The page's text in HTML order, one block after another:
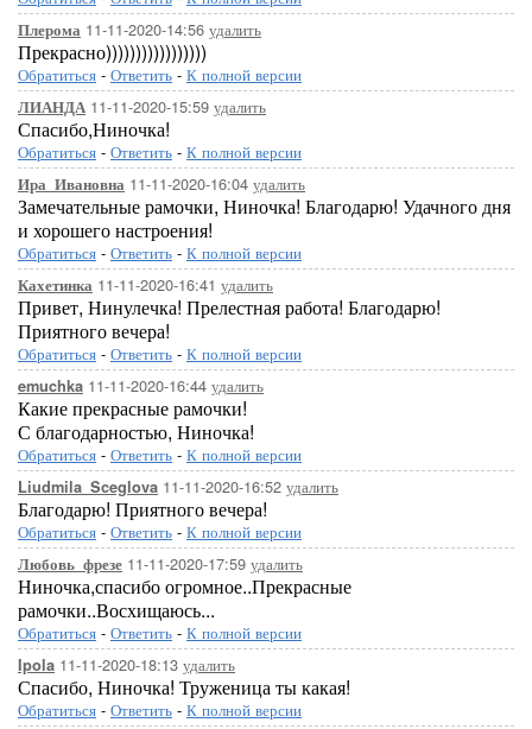
Плерома 11-11-2020-14:56 удалить
Прекрасно)))))))))))))))))
Обратиться - Ответить - К полной версии
ЛИАНДА 11-11-2020-15:59 удалить
Спасибо,Ниночка!
Обратиться - Ответить - К полной версии
Ира_Ивановна 11-11-2020-16:04 удалить
Замечательные рамочки, Ниночка! Благодарю! Удачного дня
и хорошего настроения!
Обратиться - Ответить - К полной версии
Кахетинка 11-11-2020-16:41 удалить
Привет, Нинулечка! Прелестная работа! Благодарю!
Приятного вечера!
Обратиться - Ответить - К полной версии
emuchka 11-11-2020-16:44 удалить
Какие прекрасные рамочки!
С благодарностью, Ниночка!
Обратиться - Ответить - К полной версии
Liudmila_Sceglova 11-11-2020-16:52 удалить
Благодарю! Приятного вечера!
Обратиться - Ответить - К полной версии
Любовь_фрезе 11-11-2020-17:59 удалить
Ниночка,спасибо огромное..Прекрасные
рамочки..Восхищаюсь...
Обратиться - Ответить - К полной версии
Ipola 11-11-2020-18:13 удалить
Спасибо, Ниночка! Труженица ты какая!
Обратиться - Ответить - К полной версии